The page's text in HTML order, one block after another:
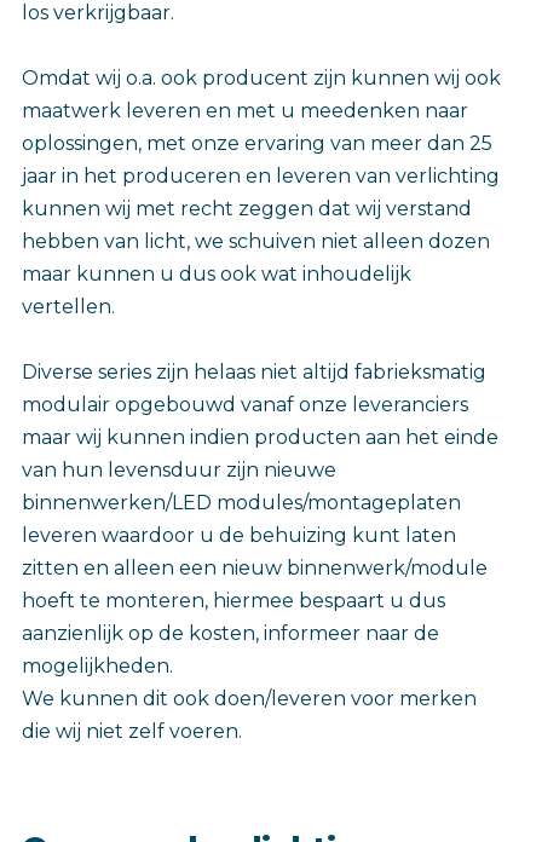
los verkrijgbaar.
Omdat wij o.a. ook producent zijn kunnen wij ook
maatwerk leveren en met u meedenken naar
oplossingen, met onze ervaring van meer dan 25
jaar in het produceren en leveren van verlichting
kunnen wij met recht zeggen dat wij verstand
hebben van licht, we schuiven niet alleen dozen
maar kunnen u dus ook wat inhoudelijk
vertellen.
Diverse series zijn helaas niet altijd fabrieksmatig
modulair opgebouwd vanaf onze leveranciers
maar wij kunnen indien producten aan het einde
van hun levensduur zijn nieuwe
binnenwerken/LED modules/montageplaten
leveren waardoor u de behuizing kunt laten
zitten en alleen een nieuw binnenwerk/module
hoeft te monteren, hiermee bespaart u dus
aanzienlijk op de kosten, informeer naar de
mogelijkheden.
We kunnen dit ook doen/leveren voor merken
die wij niet zelf voeren.